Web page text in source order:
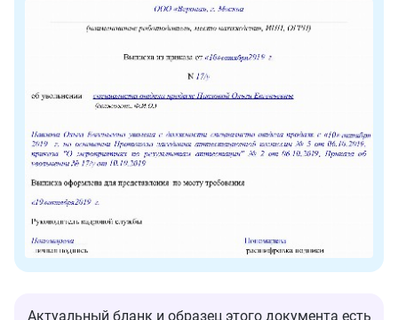
Актуальный бланк и образец этого документа есть